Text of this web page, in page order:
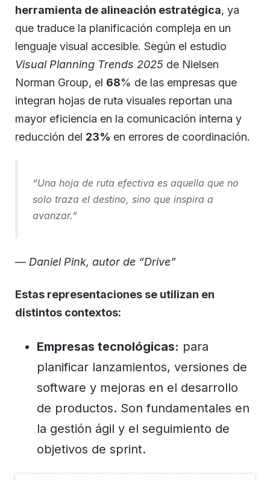
herramienta de alineación estratégica, ya
que traduce la planificación compleja en un
lenguaje visual accesible. Según el estudio
Visual Planning Trends 2025 de Nielsen
Norman Group, el 68% de las empresas que
integran hojas de ruta visuales reportan una
mayor eficiencia en la comunicación interna y
reducción del 23% en errores de coordinación.
“Una hoja de ruta efectiva es aquella que no
solo traza el destino, sino que inspira a
avanzar.”
— Daniel Pink, autor de “Drive”
Estas representaciones se utilizan en
distintos contextos:
Empresas tecnológicas: para
planificar lanzamientos, versiones de
software y mejoras en el desarrollo
de productos. Son fundamentales en
la gestión ágil y el seguimiento de
objetivos de sprint.